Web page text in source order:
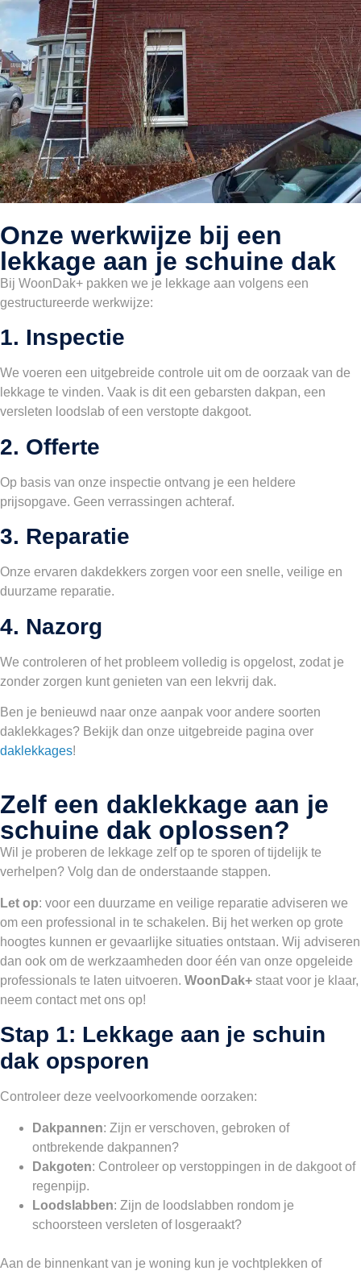
Onze werkwijze bij een
lekkage aan je schuine dak
Bij WoonDak+ pakken we je lekkage aan volgens een
gestructureerde werkwijze:
1. Inspectie
We voeren een uitgebreide controle uit om de oorzaak van de
lekkage te vinden. Vaak is dit een gebarsten dakpan, een
versleten loodslab of een verstopte dakgoot.
2. Offerte
Op basis van onze inspectie ontvang je een heldere
prijsopgave. Geen verrassingen achteraf.
3. Reparatie
Onze ervaren dakdekkers zorgen voor een snelle, veilige en
duurzame reparatie.
4. Nazorg
We controleren of het probleem volledig is opgelost, zodat je
zonder zorgen kunt genieten van een lekvrij dak.
Ben je benieuwd naar onze aanpak voor andere soorten
daklekkages? Bekijk dan onze uitgebreide pagina over
daklekkages!
Zelf een daklekkage aan je
schuine dak oplossen?
Wil je proberen de lekkage zelf op te sporen of tijdelijk te
verhelpen? Volg dan de onderstaande stappen.
Let op: voor een duurzame en veilige reparatie adviseren we
om een professional in te schakelen. Bij het werken op grote
hoogtes kunnen er gevaarlijke situaties ontstaan. Wij adviseren
dan ook om de werkzaamheden door één van onze opgeleide
professionals te laten uitvoeren. WoonDak+ staat voor je klaar,
neem contact met ons op!
Stap 1: Lekkage aan je schuin
dak opsporen
Controleer deze veelvoorkomende oorzaken:
Dakpannen: Zijn er verschoven, gebroken of
ontbrekende dakpannen?
Dakgoten: Controleer op verstoppingen in de dakgoot of
regenpijp.
Loodslabben: Zijn de loodslabben rondom je
schoorsteen versleten of losgeraakt?
Aan de binnenkant van je woning kun je vochtplekken of